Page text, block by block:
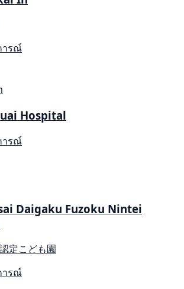
ารณ์
Hospital
ารณ์
Daigaku Fuzoku Nintei
定こども園
ารณ์